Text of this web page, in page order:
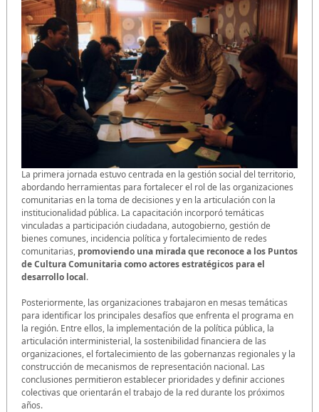
La primera jornada estuvo centrada en la gestión social del territorio,
abordando herramientas para fortalecer el rol de las organizaciones
comunitarias en la toma de decisiones y en la articulación con la
institucionalidad pública. La capacitación incorporó temáticas
vinculadas a participación ciudadana, autogobierno, gestión de
bienes comunes, incidencia política y fortalecimiento de redes
comunitarias, promoviendo una mirada que reconoce a los Puntos
de Cultura Comunitaria como actores estratégicos para el
desarrollo local.
Posteriormente, las organizaciones trabajaron en mesas temáticas
para identificar los principales desafíos que enfrenta el programa en
la región. Entre ellos, la implementación de la política pública, la
articulación interministerial, la sostenibilidad financiera de las
organizaciones, el fortalecimiento de las gobernanzas regionales y la
construcción de mecanismos de representación nacional. Las
conclusiones permitieron establecer prioridades y definir acciones
colectivas que orientarán el trabajo de la red durante los próximos
años.